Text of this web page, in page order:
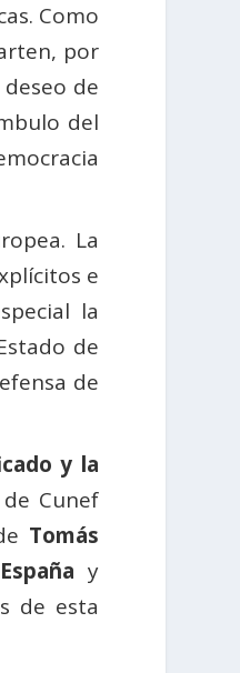
Como
por
de
del
La
e
la
de
de
y la
Cunef
Tomás
y
de esta